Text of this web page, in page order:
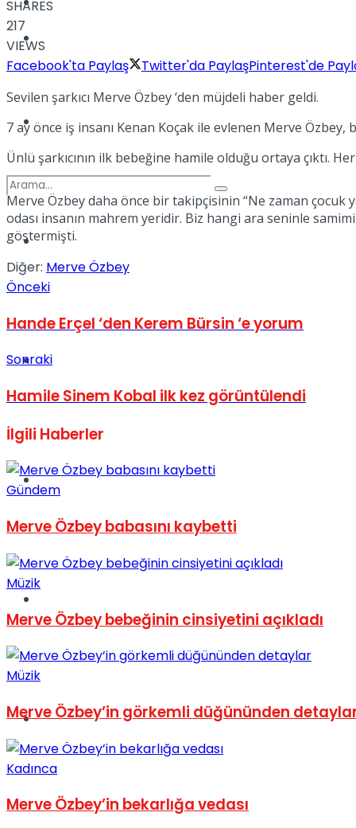
Dünya
Türkiye
Müzik
Sinema
Spor
Podcast
View All Result
SHARES
217
VIEWS
Facebook'ta Paylaş
Twitter'da PaylaşPinterest'de
Sevilen şarkıcı Merve Özbey ‘den müjdeli haber geldi.
7 ay önce iş insanı Kenan Koçak ile evlenen Merve Özbey,
Ünlü şarkıcının ilk bebeğine hamile olduğu ortaya çıktı.
Merve Özbey daha önce bir takipçisinin “Ne zaman çocuk
odası insanın mahrem yeridir. Biz hangi ara seninle
göstermişti.
Diğer: Merve Özbey
Önceki
Hande Erçel ‘den Kerem Bürsin ‘e yorum
Sonraki
Hamile Sinem Kobal ilk kez görüntülendi
İlgili Haberler
Gündem
Merve Özbey babasını kaybetti
Müzik
Merve Özbey bebeğinin cinsiyetini açıkladı
Müzik
Merve Özbey’in görkemli düğününden
Kadınca
Merve Özbey’in bekarlığa vedası